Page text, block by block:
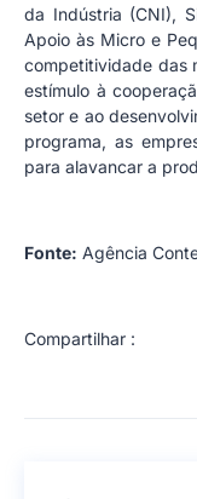
da Indústria (CNI),
Apoio às Micro e
competitividade das
estímulo à
setor e ao
programa, as
para alavancar a
Fonte: Agência
Compartilhar :